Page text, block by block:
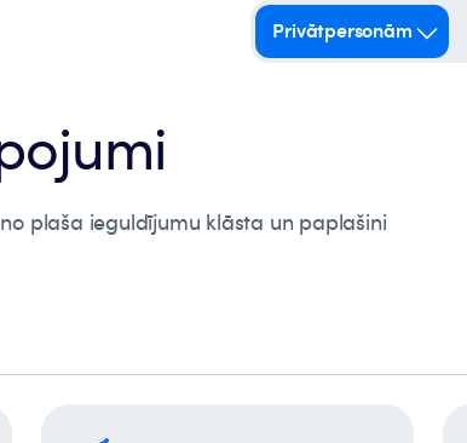
Privātpersonām
plaša ieguldījumu klāsta un paplašini